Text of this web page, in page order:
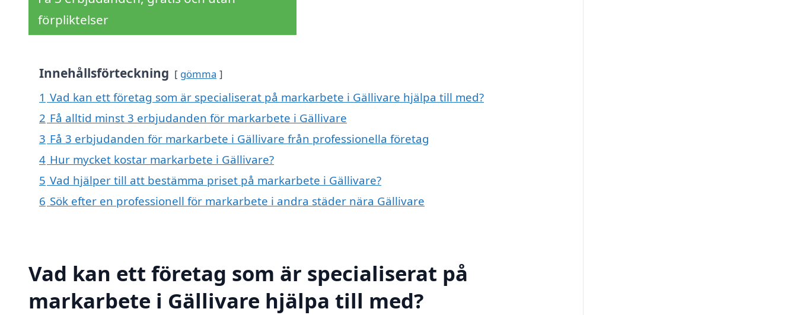
förpliktelser
Innehållsförteckning gömma
1 Vad kan ett företag som är specialiserat på markarbete i Gällivare hjälpa till med?
2 Få alltid minst 3 erbjudanden för markarbete i Gällivare
3 Få 3 erbjudanden för markarbete i Gällivare från professionella företag
4 Hur mycket kostar markarbete i Gällivare?
5 Vad hjälper till att bestämma priset på markarbete i Gällivare?
6 Sök efter en professionell för markarbete i andra städer nära Gällivare
Vad kan ett företag som är specialiserat på
markarbete i Gällivare hjälpa till med?